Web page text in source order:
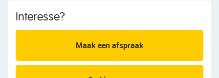
Indeling van de woning:
Via de betegelde voortuin bereik je de voordeur
van deze charmante woning. Na binnenkomst
Interesse?
Maak een afspraak